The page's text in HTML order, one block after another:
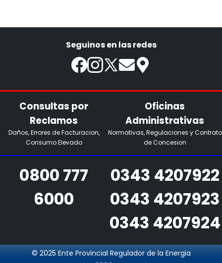
Seguinos en las redes
Consultas por
Reclamos
Daños, Errores de Facturacion,
Consumo Elevado
0800 777
6000
Oficinas
Administrativas
Normativas, Regulaciones y Contrato
de Concesion
0343 4207922
0343 4207923
0343 4207924
© 2025 Ente Provincial Regulador de la Energia